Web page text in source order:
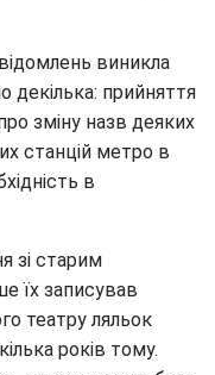
виникла
декілька: прийняття
зміну назв деяких
станцій метро в
в
зі старим
їх записував
театру ляльок
років тому.